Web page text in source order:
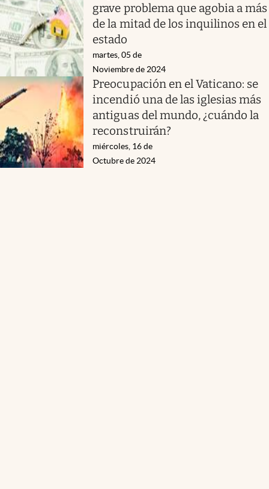
grave problema que agobia a más
de la mitad de los inquilinos en el
estado
martes, 05 de
Noviembre de 2024
Preocupación en el Vaticano: se
incendió una de las iglesias más
antiguas del mundo, ¿cuándo la
reconstruirán?
miércoles, 16 de
Octubre de 2024